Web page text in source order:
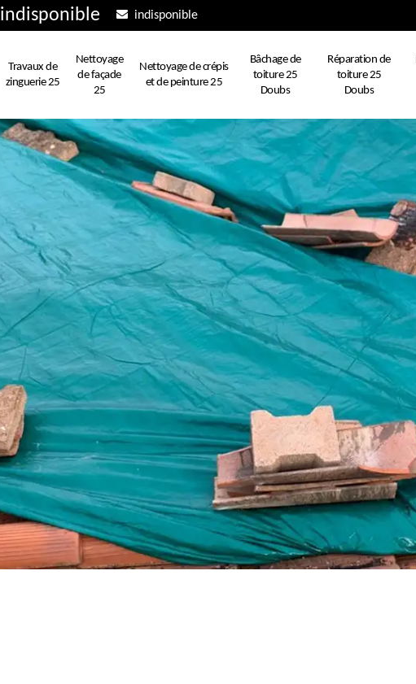
indisponible indisponible
Travaux de
zinguerie 25
Nettoyage
de façade
25
Nettoyage de crépis
et de peinture 25
Bâchage de
toiture 25
Doubs
Réparation de
toiture 25
Doubs